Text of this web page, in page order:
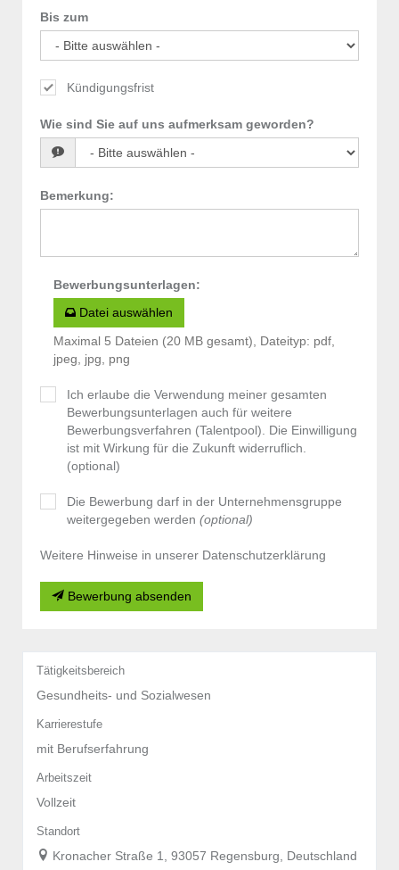
Bis zum
Kündigungsfrist
Wie sind Sie auf uns aufmerksam geworden?
Bemerkung:
Bewerbungsunterlagen:
Datei auswählen
Maximal 5 Dateien (20 MB gesamt), Dateityp: pdf,
jpeg, jpg, png
Ich erlaube die Verwendung meiner gesamten
Bewerbungsunterlagen auch für weitere
Bewerbungsverfahren (Talentpool). Die Einwilligung
ist mit Wirkung für die Zukunft widerruflich.
(optional)
Die Bewerbung darf in der Unternehmensgruppe
weitergegeben werden (optional)
Weitere Hinweise in unserer Datenschutzerklärung
Bewerbung absenden
Tätigkeitsbereich
Gesundheits- und Sozialwesen
Karrierestufe
mit Berufserfahrung
Arbeitszeit
Vollzeit
Standort
Kronacher Straße 1, 93057 Regensburg, Deutschland